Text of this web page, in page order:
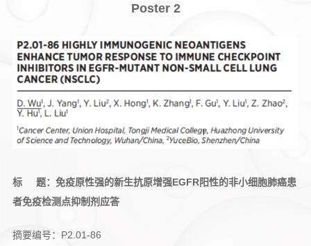
Poster 2
标 题：免疫原性强的新生抗原增强EGFR阳性的非小细胞肺癌患
者免疫检测点抑制剂应答
摘要编号：P2.01-86